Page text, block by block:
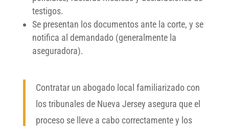
testigos.
Se presentan los documentos ante la corte, y se
notifica al demandado (generalmente la
aseguradora).
Contratar un abogado local familiarizado con
los tribunales de Nueva Jersey asegura que el
proceso se lleve a cabo correctamente y los